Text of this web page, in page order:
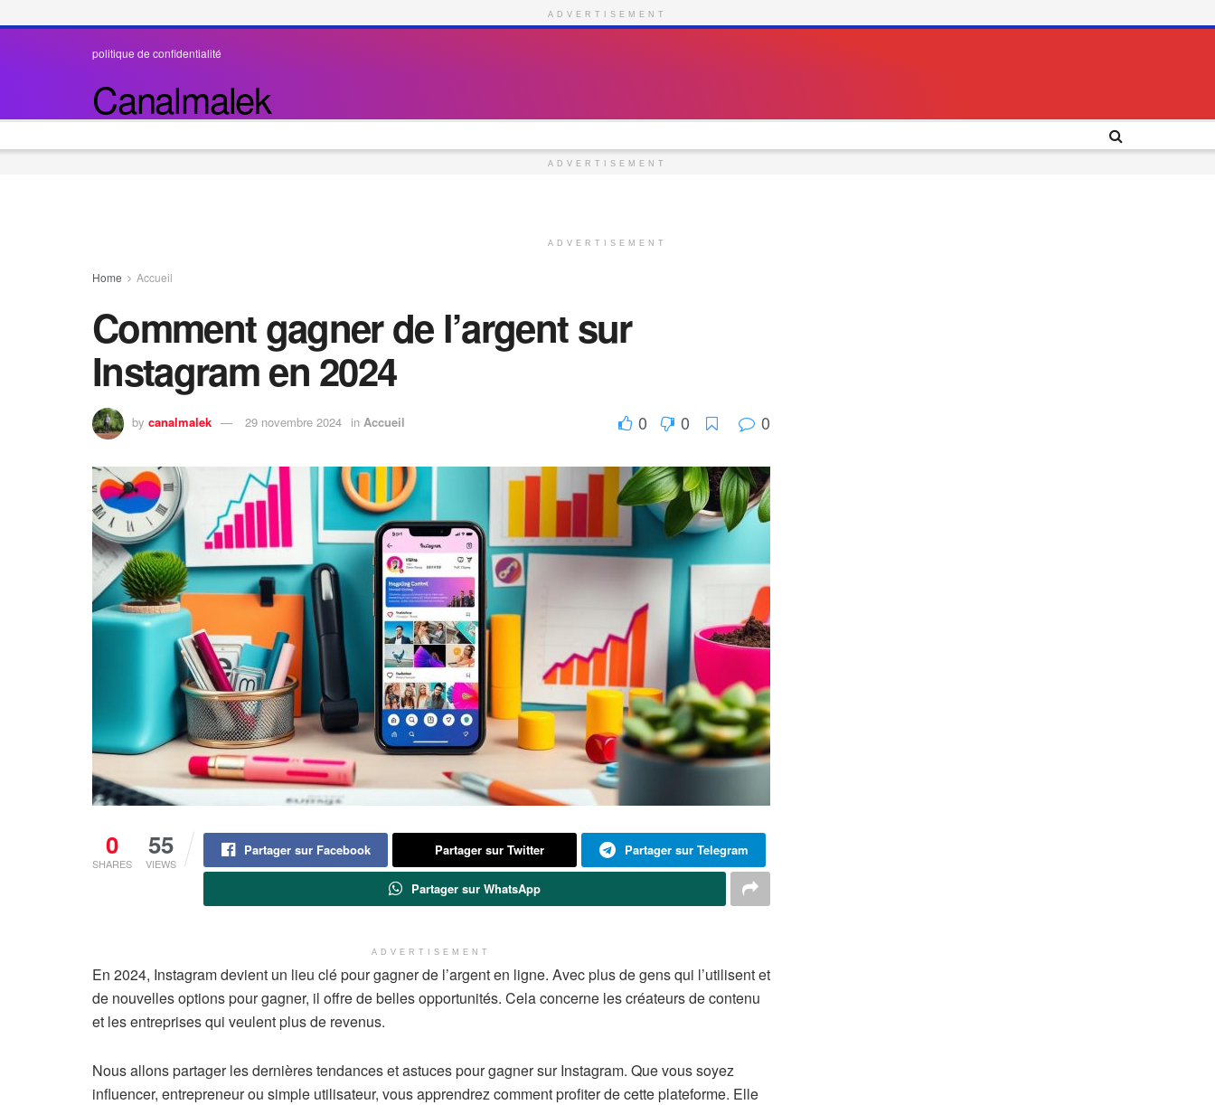
ADVERTISEMENT
politique de confidentialité
Canalmalek
ADVERTISEMENT
ADVERTISEMENT
Home Accueil
Comment gagner de l’argent sur
Instagram en 2024
by canalmalek 29 novembre 2024 in Accueil 0 0 0
0
SHARES
55
VIEWS
Partager sur Facebook Partager sur Twitter Partager sur Telegram
Partager sur WhatsApp
ADVERTISEMENT
En 2024, Instagram devient un lieu clé pour gagner de l’argent en ligne. Avec plus de gens qui l’utilisent et
de nouvelles options pour gagner, il offre de belles opportunités. Cela concerne les créateurs de contenu
et les entreprises qui veulent plus de revenus.
Nous allons partager les dernières tendances et astuces pour gagner sur Instagram. Que vous soyez
influencer, entrepreneur ou simple utilisateur, vous apprendrez comment profiter de cette plateforme. Elle